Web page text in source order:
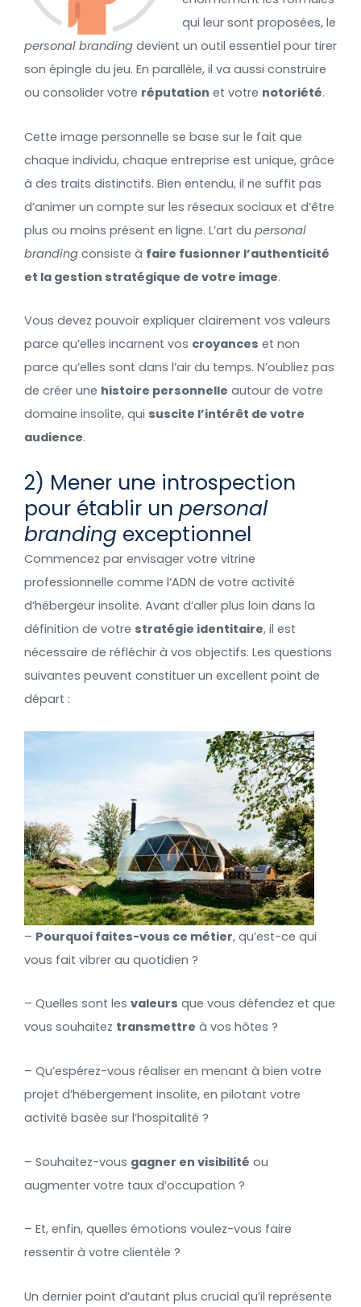
qui leur sont proposées, le
personal branding devient un outil essentiel pour tirer
son épingle du jeu. En parallèle, il va aussi construire
ou consolider votre réputation et votre notoriété.
Cette image personnelle se base sur le fait que
chaque individu, chaque entreprise est unique, grâce
à des traits distinctifs. Bien entendu, il ne suffit pas
d’animer un compte sur les réseaux sociaux et d’être
plus ou moins présent en ligne. L’art du personal
branding consiste à faire fusionner l’authenticité
et la gestion stratégique de votre image.
Vous devez pouvoir expliquer clairement vos valeurs
parce qu’elles incarnent vos croyances et non
parce qu’elles sont dans l’air du temps. N’oubliez pas
de créer une histoire personnelle autour de votre
domaine insolite, qui suscite l’intérêt de votre
audience.
2) Mener une introspection
pour établir un personal
branding exceptionnel
Commencez par envisager votre vitrine
professionnelle comme l’ADN de votre activité
d’hébergeur insolite. Avant d’aller plus loin dans la
définition de votre stratégie identitaire, il est
nécessaire de réfléchir à vos objectifs. Les questions
suivantes peuvent constituer un excellent point de
départ :
– Pourquoi faites-vous ce métier, qu’est-ce qui
vous fait vibrer au quotidien ?
– Quelles sont les valeurs que vous défendez et que
vous souhaitez transmettre à vos hôtes ?
– Qu’espérez-vous réaliser en menant à bien votre
projet d’hébergement insolite, en pilotant votre
activité basée sur l’hospitalité ?
– Souhaitez-vous gagner en visibilité ou
augmenter votre taux d’occupation ?
– Et, enfin, quelles émotions voulez-vous faire
ressentir à votre clientèle ?
Un dernier point d’autant plus crucial qu’il représente